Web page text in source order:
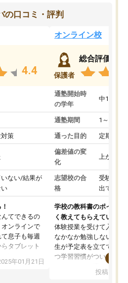
の口コミ・評判
4.4
策
ない/結果が
てできるの
ンラインで
息子も毎週
タブレット
うになりまし
もとても気
年01月21日
オンライン校
保護者
総合評価
通塾開始時
の学年
中1
通塾期間 1～3ヵ月
通った目的 定期テス
偏差値の変
化
上がった
志望校の合
格
受験して
出ていな
学校の教科書のポイント
く教えてもらえている
体験授業を受けて入塾し
なかなか勉強しない息子
生が予定表を立ててくれ
つ学習習慣がついてきま
指導が無い日も予定表
投稿日：